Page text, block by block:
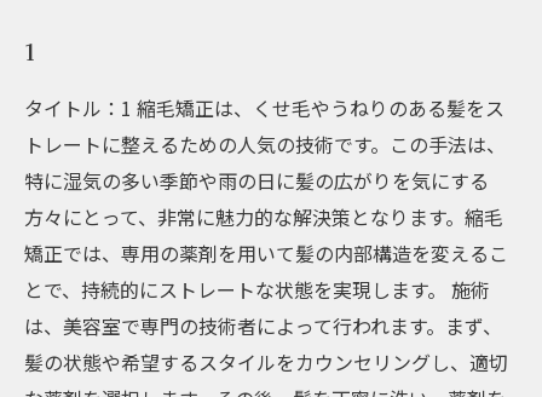
1
タイトル：1 縮毛矯正は、くせ毛やうねりのある髪をス
トレートに整えるための人気の技術です。この手法は、
特に湿気の多い季節や雨の日に髪の広がりを気にする
方々にとって、非常に魅力的な解決策となります。縮毛
矯正では、専用の薬剤を用いて髪の内部構造を変えるこ
とで、持続的にストレートな状態を実現します。 施術
は、美容室で専門の技術者によって行われます。まず、
髪の状態や希望するスタイルをカウンセリングし、適切